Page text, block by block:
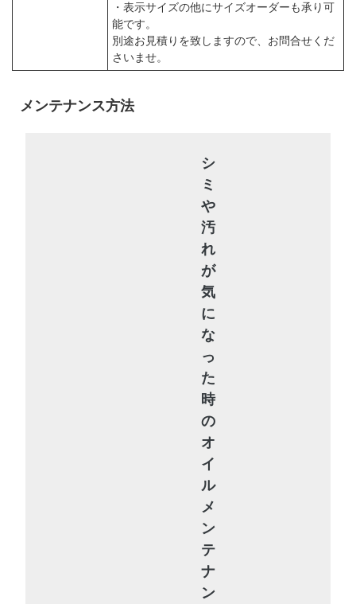
・表示サイズの他にサイズオーダーも承り可
能です。
別途お見積りを致しますので、お問合せくだ
さいませ。
メンテナンス方法
シ
ミ
や
汚
れ
が
気
に
な
っ
た
時
の
オ
イ
ル
メ
ン
テ
ナ
ン